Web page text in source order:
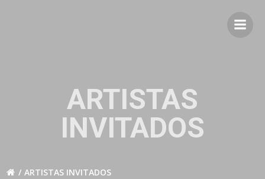
ARTISTAS
INVITADOS
ARTISTAS INVITADOS